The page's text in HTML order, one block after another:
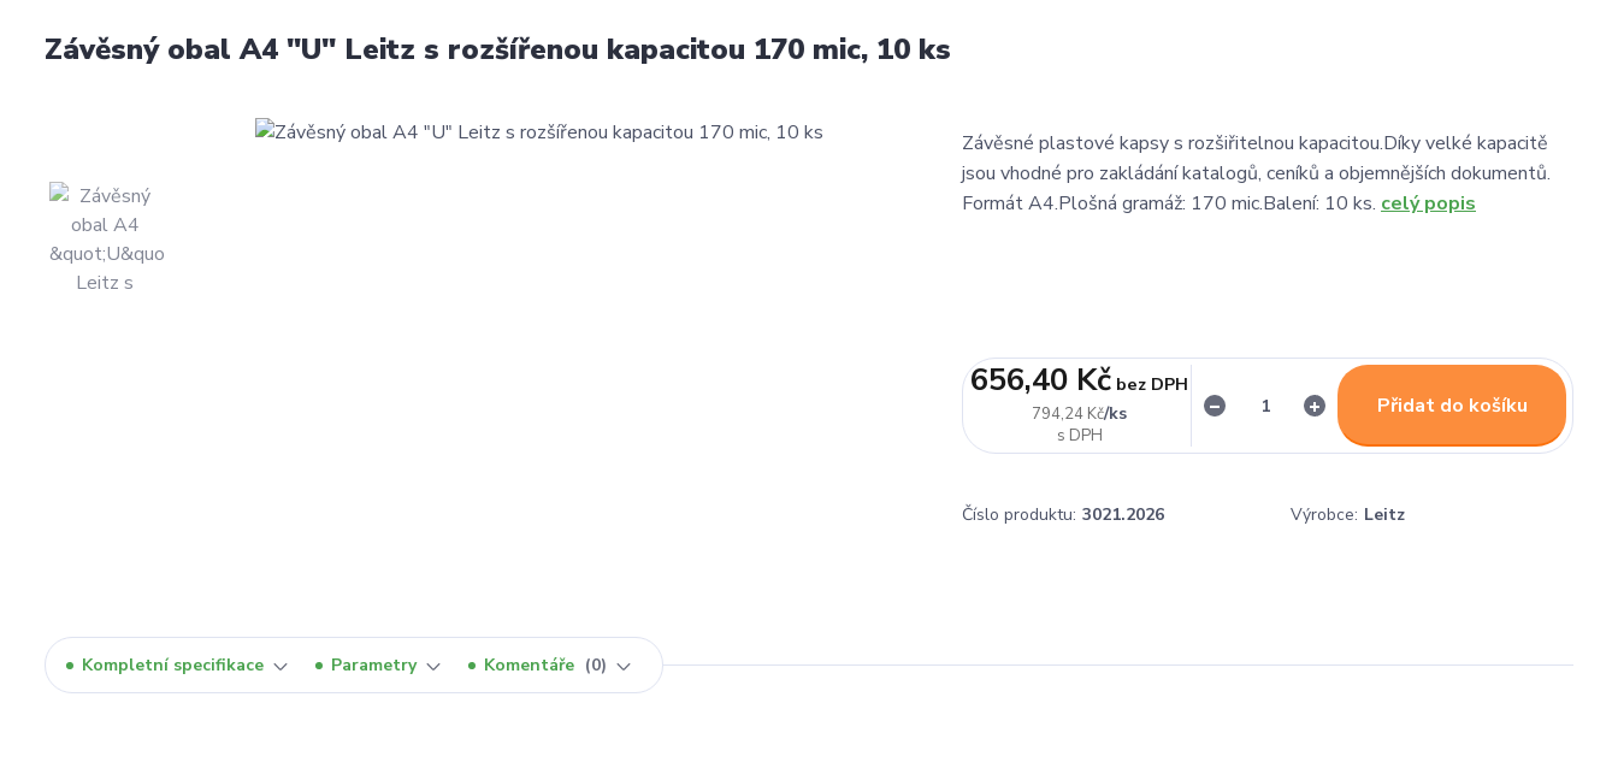
Závěsný obal A4 "U" Leitz s rozšířenou kapacitou 170 mic, 10 ks
Závěsné plastové kapsy s rozšiřitelnou kapacitou.Díky velké kapacitě
jsou vhodné pro zakládání katalogů, ceníků a objemnějších dokumentů.
Formát A4.Plošná gramáž: 170 mic.Balení: 10 ks. celý popis
794,24 Kč/ks
656,40 Kč bez DPH
Přidat do košíku
Číslo produktu: 3021.2026 Výrobce: Leitz
Kompletní specifikace Parametry Komentáře 0